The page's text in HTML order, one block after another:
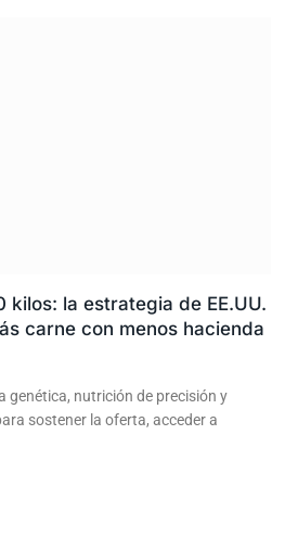
kilos: la estrategia de EE.UU.
carne con menos hacienda
genética, nutrición de precisión y
sostener la oferta, acceder a